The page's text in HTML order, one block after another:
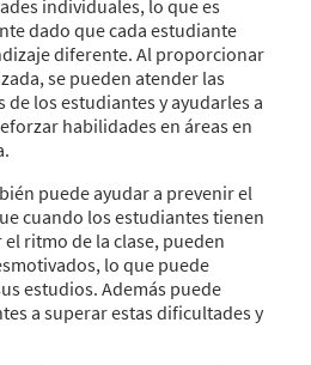
individuales, lo que es
dado que cada estudiante
diferente. Al proporcionar
se pueden atender las
de los estudiantes y ayudarles a
habilidades en áreas en
puede ayudar a prevenir el
cuando los estudiantes tienen
ritmo de la clase, pueden
lo que puede
estudios. Además puede
a superar estas dificultades y